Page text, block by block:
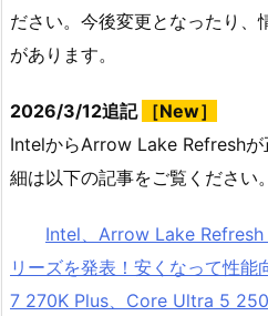
ださい。今後変更となったり、
があります。
2026/3/12追記
［New］
IntelからArrow Lake Refreshが
細は以下の記事をご覧ください。
Intel、Arrow Lake
リーズを発表！安くなって性
7 270K Plus、Core Ultra 5